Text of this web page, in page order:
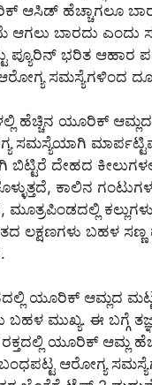
ಆಸಿಡ್ ಹೆಚ್ಚಾಗಲೂ
ಆಗಲು ಬಾರದು ಎಂದು
ಪ್ಯೂರಿನ್ ಭರಿತ ಆಹಾರ
ಸಮಸ್ಯೆಗಳಿಂದ
ಹೆಚ್ಚಿನ ಯೂರಿಕ್
ಸಮಸ್ಯೆಯಾಗಿ
ಬಿಟ್ಟಿರೆ ದೇಹದ
ಕಾಲಿನ
ಮೂತ್ರಪಿಂಡದಲ್ಲಿ
ಲಕ್ಷಣಗಳು ಬಹಳ
ಯೂರಿಕ್ ಆಮ್ಲದ
ಬಹಳ ಮುಖ್ಯ. ಈ ಬಗ್ಗೆ
ಯೂರಿಕ್ ಆಮ್ಲ
ಆರೋಗ್ಯ